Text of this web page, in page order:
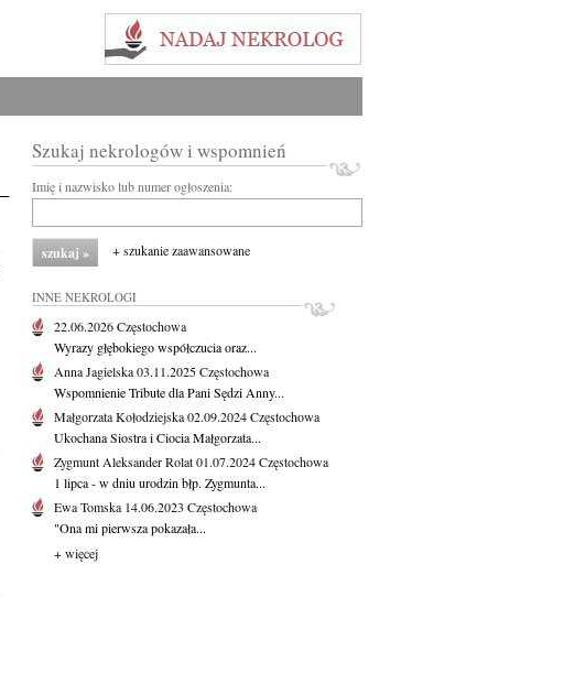
Szukaj nekrologów i wspomnień
Imię i nazwisko lub numer ogłoszenia:
+ szukanie zaawansowane
INNE NEKROLOGI
22.06.2026Częstochowa
Wyrazy głębokiego współczucia oraz...
Anna Jagielska03.11.2025Częstochowa
Wspomnienie Tribute dla Pani Sędzi Anny...
Małgorzata Kołodziejska02.09.2024Częstochowa
Ukochana Siostra i Ciocia Małgorzata...
Zygmunt Aleksander Rolat01.07.2024Częstochowa
1 lipca - w dniu urodzin błp. Zygmunta...
Ewa Tomska 14.06.2023 Częstochowa
"Ona mi pierw­sza po­ka­za­ła...
+ więcej